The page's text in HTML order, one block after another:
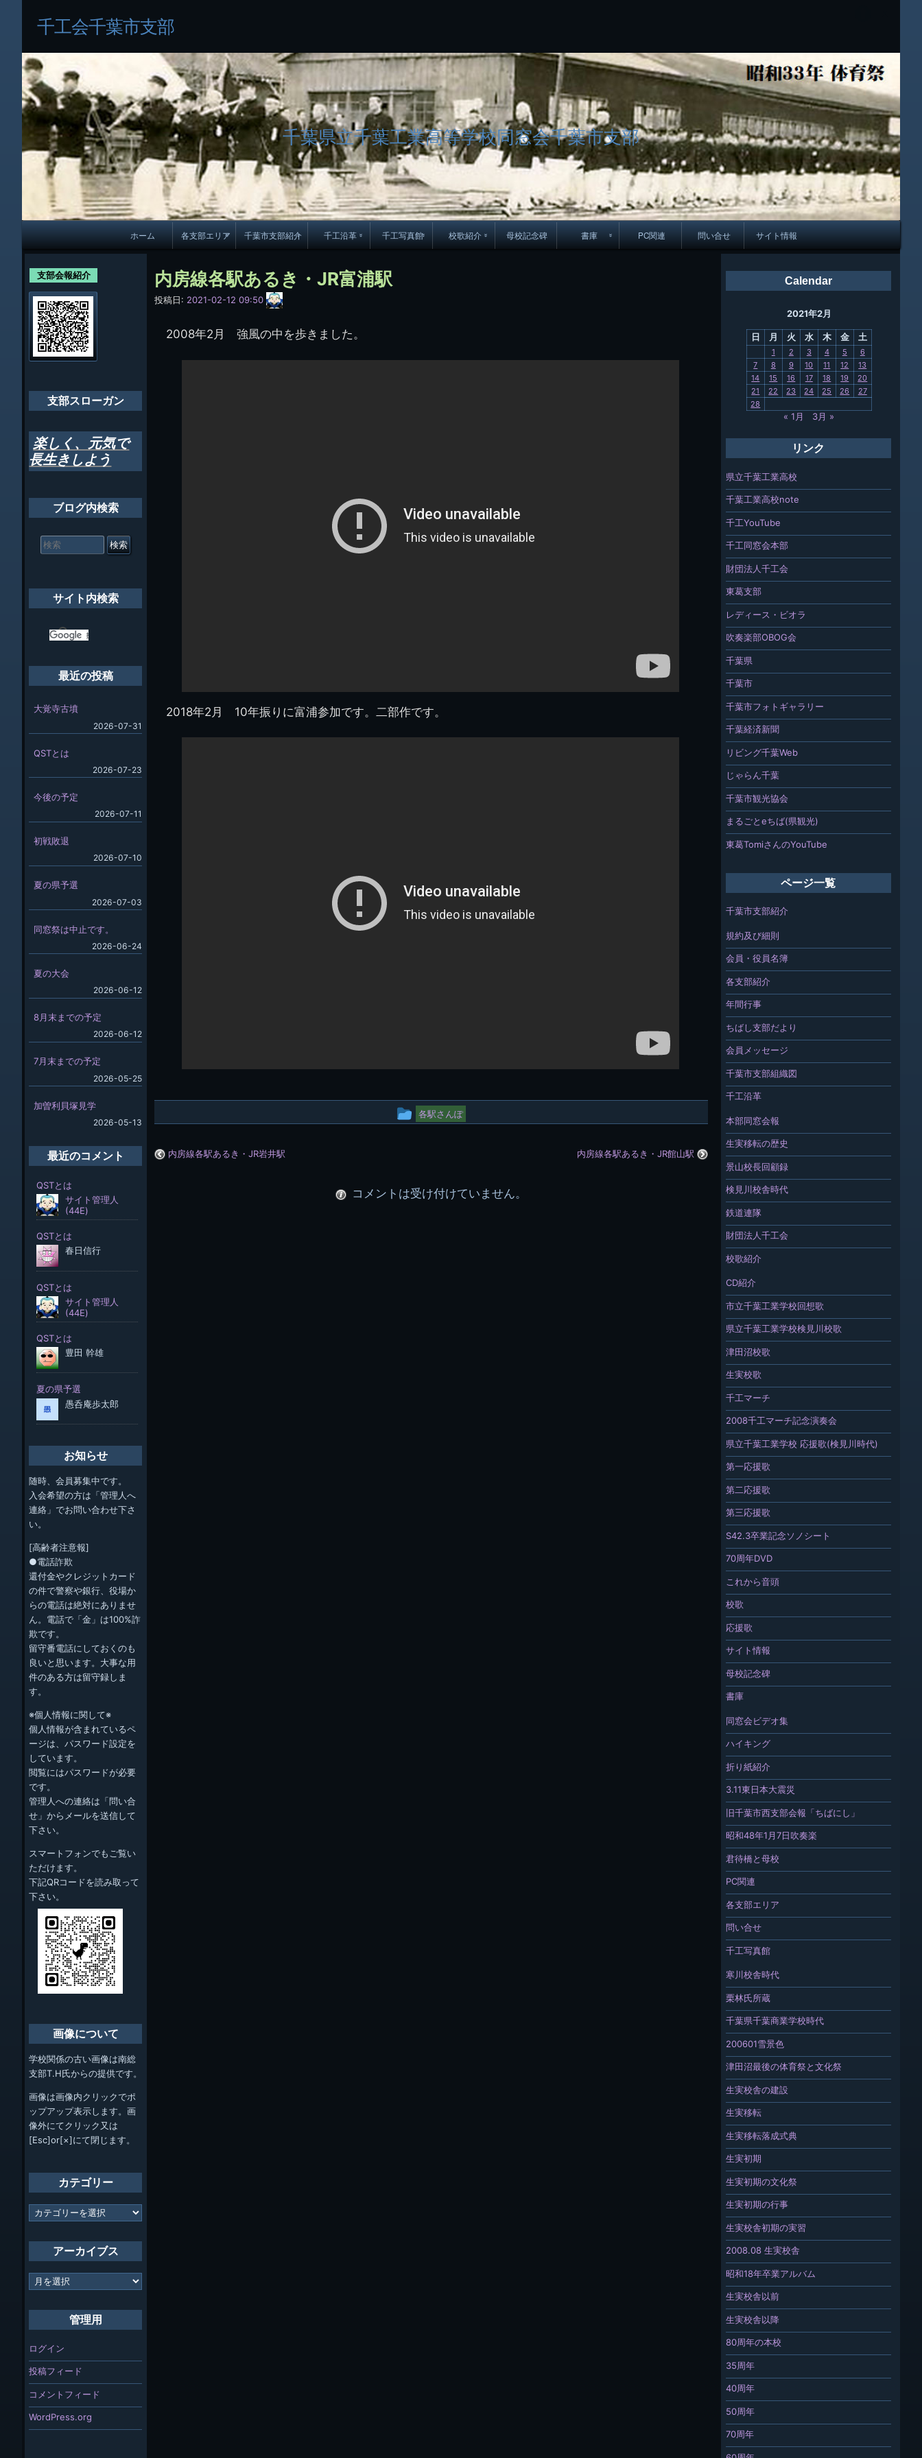
ツ
へ
キ
ッ
プ
千工会千葉市支部
千葉県立千葉工業高等学校同窓会千葉市支部
メ
イ
ン
ナ
ビ
ゲ
ー
ョ
ン
ホーム 各支部エリア 千葉市支部紹介
会員・役員名簿
千工沿革
生実移転の歴史
千工写真館
生実初期の文化祭
生実校舎初期の実習
校歌紹介
第一応援歌
母校記念碑 書庫 PC関連 問い合せ サイト情報
内房線各駅あるき・JR富浦駅
投稿日: 2021-02-12 09:50
サ
イ
管
理
(44E)
2008年2月 強風の中を歩きました。
2018年2月 10年振りに富浦参加です。二部作です。
投
ー
各駅さんぽ
内房線各駅あるき・JR岩井駅 内房線各駅あるき・JR館山駅
コメントは受け付けていません。
Calendar
2021年2月
日 月 火 水 木 金 土
1 2 3 4 5
6
7
8 9 10 11 12
13
14
15 16 17 18 19
20
21
22 23 24 25 26
27
28
« 1月 3月 »
リンク
県立千葉工業高校
千葉工業高校note
千工YouTube
千工同窓会本部
財団法人千工会
東葛支部
レディース・ビオラ
吹奏楽部OBOG会
千葉県
千葉市
千葉市フォトギャラリー
千葉経済新聞
リビング千葉Web
じゃらん千葉
千葉市観光協会
まるごとeちば(県観光)
東葛TomiさんのYouTube
ページ一覧
千葉市支部紹介
規約及び細則
会員・役員名簿
各支部紹介
年間行事
ちばし支部だより
会員メッセージ
千葉市支部組織図
千工沿革
本部同窓会報
生実移転の歴史
景山校長回顧録
検見川校舎時代
鉄道連隊
財団法人千工会
校歌紹介
CD紹介
市立千葉工業学校回想歌
県立千葉工業学校検見川校歌
津田沼校歌
生実校歌
千工マーチ
2008千工マーチ記念演奏会
県立千葉工業学校 応援歌(検見川時代)
第一応援歌
第二応援歌
第三応援歌
S42.3卒業記念ソノシート
70周年DVD
これから音頭
校歌
応援歌
サイト情報
母校記念碑
書庫
同窓会ビデオ集
ハイキング
折り紙紹介
3.11東日本大震災
旧千葉市西支部会報「ちばにし」
昭和48年1月7日吹奏楽
君待橋と母校
PC関連
各支部エリア
問い合せ
千工写真館
寒川校舎時代
栗林氏所蔵
千葉県千葉商業学校時代
200601雪景色
津田沼最後の体育祭と文化祭
生実校舎の建設
生実移転
生実移転落成式典
生実初期
生実初期の文化祭
生実初期の行事
生実校舎初期の実習
2008.08 生実校舎
昭和18年卒業アルバム
生実校舎以前
生実校舎以降
80周年の本校
35周年
40周年
50周年
70周年
支部会報紹介
支部スローガン
楽しく、元気で
長生きしよう
ブログ内検索
索
サイト内検索
最近の投稿
大覚寺古墳
2026-07-31
QSTとは
2026-07-23
今後の予定
2026-07-11
初戦敗退
2026-07-10
夏の県予選
2026-07-03
同窓祭は中止です。
2026-06-24
夏の大会
2026-06-12
8月末までの予定
2026-06-12
7月末までの予定
2026-05-25
加曽利貝塚見学
2026-05-13
最近のコメント
お知らせ
随時、会員募集中です。
入会希望の方は「管理人へ
連絡」でお問い合わせ下さ
い。
[高齢者注意報]
●電話詐欺
還付金やクレジットカード
の件で警察や銀行、役場か
らの電話は絶対にありませ
ん。電話で「金」は100%詐
欺です。
留守番電話にしておくのも
良いと思います。大事な用
件のある方は留守録しま
す。
※個人情報に関して※
個人情報が含まれているペ
ージは、パスワード設定を
しています。
閲覧にはパスワードが必要
です。
管理人への連絡は「問い合
せ」からメールを送信して
下さい。
スマートフォンでもご覧い
ただけます。
下記QRコードを読み取って
下さい。
画像について
学校関係の古い画像は南総
支部T.H氏からの提供です。
画像は画像内クリックでポ
ップアップ表示します。画
像外にてクリック又は
[Esc]or[×]にて閉じます。
カテゴリー
カ
テ
ー
アーカイブス
ア
ー
管理用
ログイン
投稿フィード
コメントフィード
WordPress.org